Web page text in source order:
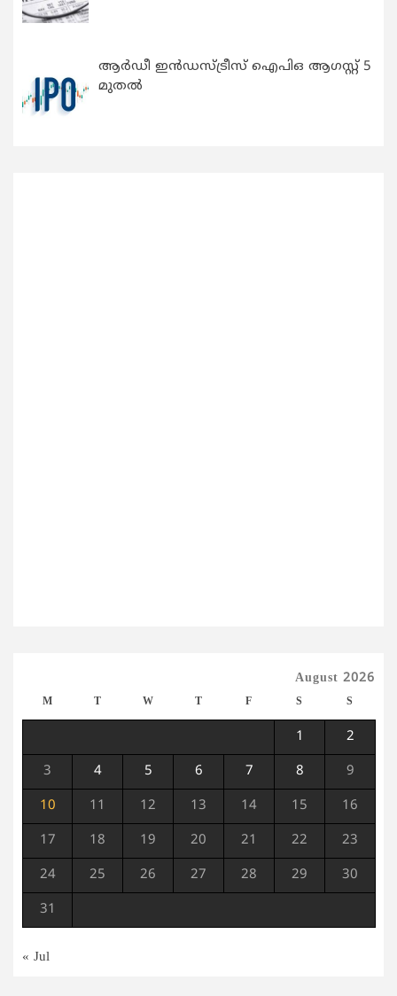
ആർഡീ ഇൻഡസ്ട്രീസ് ഐപിഒ ആഗസ്റ്റ് 5
മുതൽ
August 2026
M T W T F S S
1 2
3 4 5 6 7 8 9
10 11 12 13 14 15 16
17 18 19 20 21 22 23
24 25 26 27 28 29 30
31
« Jul